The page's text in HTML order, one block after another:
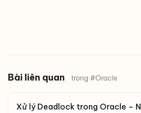
Bài liên quan trong #Oracle
Xử lý Deadlock trong Oracle –